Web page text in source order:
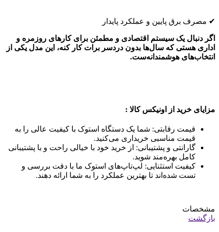
✔ مصرف برق پایین و عملکرد پایدار
اگر دنبال یک سیستم اقتصادی و مطمئن برای کارهای روزمره و
اداری هستی که سال‌ها بدون دردسر برات کار کنه، این مدل یکی از
انتخاب‌های هوشمندانه‌ست.
مزایای خرید از اونیکس کالا :
قیمت رقابتی: شما یک دستگاه استوک با کیفیت عالی را به
قیمت مناسبی خریداری می‌کنید.
گارانتی و پشتیبانی: از خرید خود با خیالی راحت و با پشتیبانی
کامل بهره‌مند شوید.
کیفیت استثنایی: لپ‌تاپ‌های استوک ما با دقت بررسی و
تست شده‌اند تا بهترین عملکرد را به شما ارائه دهند.
مشخصات
بازگشت